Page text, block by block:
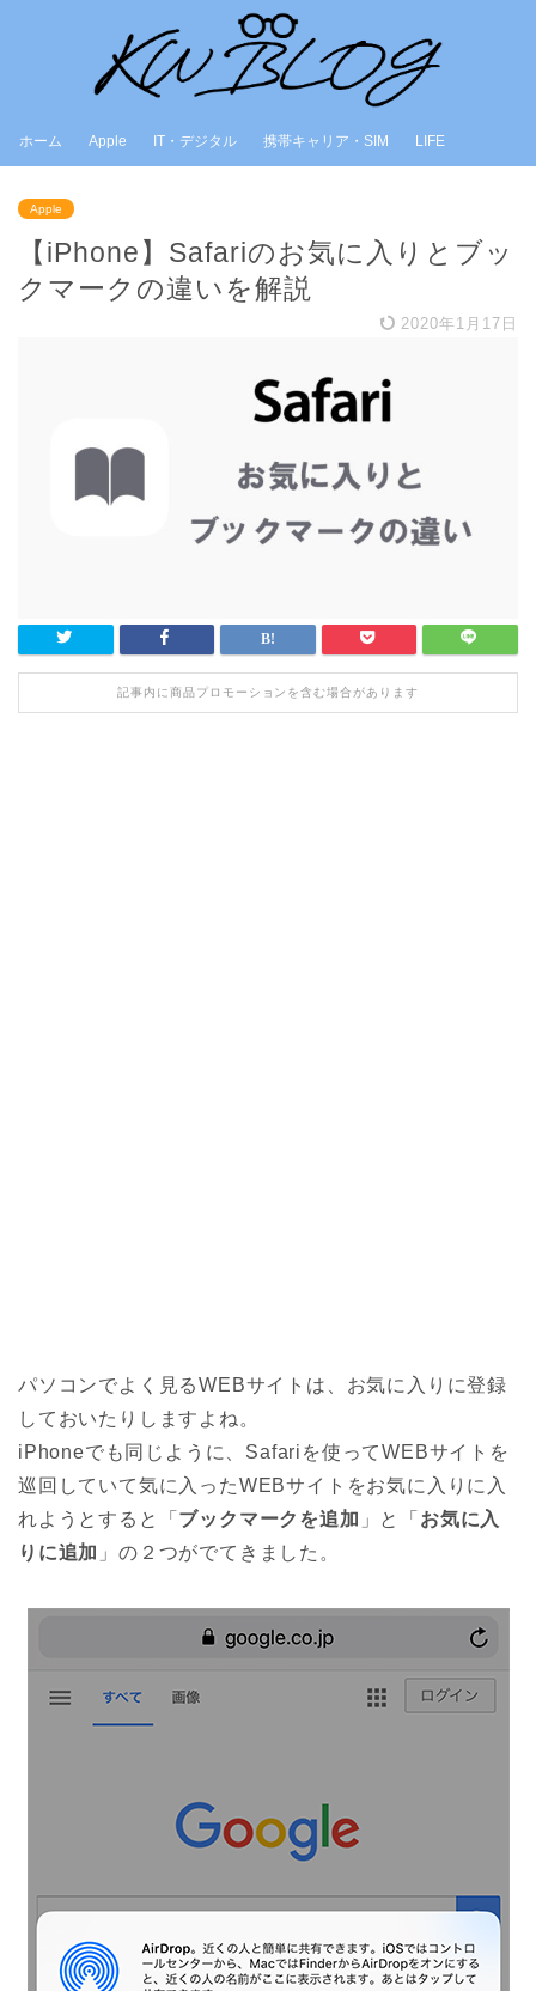
ホーム Apple IT・デジタル 携帯キャリア・SIM LIFE
Apple
【iPhone】Safariのお気に入りとブッ
クマークの違いを解説
2020年1月17日
記事内に商品プロモーションを含む場合があります
パソコンでよく見るWEBサイトは、お気に入りに登録
しておいたりしますよね。
iPhoneでも同じように、Safariを使ってWEBサイトを
巡回していて気に入ったWEBサイトをお気に入りに入
れようとすると「 ブックマークを追加 」と「 お気に入
りに追加 」の２つがでてきました。